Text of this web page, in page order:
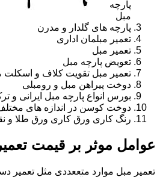
پارچه
مبل
پارچه های گلدار و مدرن
تعمیر مبلمان اداری
تعمیر مبل
تعویض پارچه مبل
تعمیر مبل تقویت کلاف و اسکلت
دوخت پیراهن مبل و رومبلی
بورس انواع پارچه مبل ایرانی و
دوخت کوسن در اندازه های مختلف
رنگ کاری ورق کاری ورق طلا و
عوامل موثر بر قیمت
تعمیر مبل موارد متععددی مثل تعمیر